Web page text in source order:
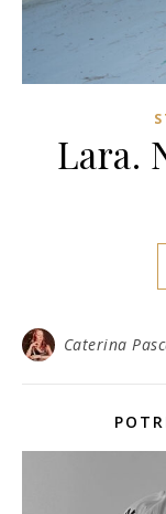
Lara.
Caterina